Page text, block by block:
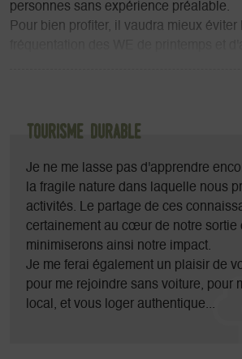
personnes sans expérience préalable.
Pour bien profiter, il vaudra mieux éviter
Je vous proposerai surement une
En hiver, le Mont Aiguille retrouve sa
est plus longue (environ 10h en tout) et
difficulté dépend alors beaucoup des
En général, je ne peux donc emmener
déjà une petite expérience de
très bonne forme physique).
Tourisme durable
Je ne me lasse pas d'apprendre
la fragile nature dans laquelle nous
activités. Le partage de ces
certainement au cœur de notre sortie
minimiserons ainsi notre impact.
Je me ferai également un plaisir de
pour me rejoindre sans voiture, pour
local, et vous loger authentique...